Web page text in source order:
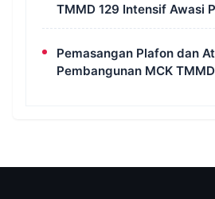
TMMD 129 Intensif Awasi
MCK di Wanam
Pemasangan Plafon dan
Pembangunan MCK